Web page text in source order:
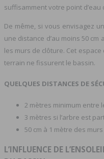
suffisamment votre point
De même, si vous envisagez
une distance d’au moins 50
les murs de clôture. Cet
terrain ne fissurent le bassin.
QUELQUES DISTANCES DE
2 mètres minimum entre
3 mètres si l’arbre est
50 cm à 1 mètre des
L’INFLUENCE DE